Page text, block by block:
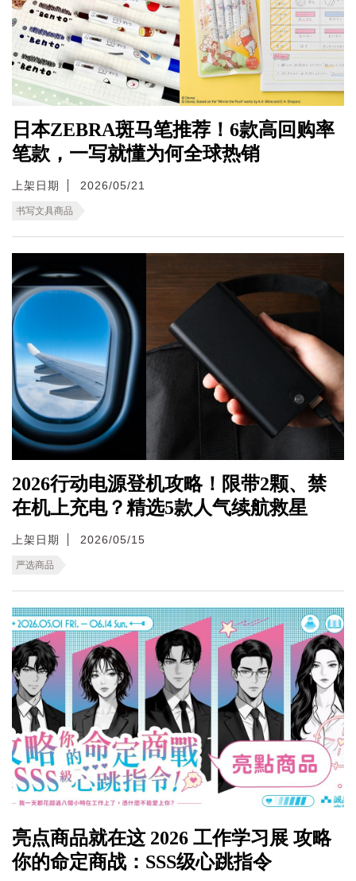
日本ZEBRA斑马笔推荐！6款高回购率
笔款，一写就懂为何全球热销
上架日期 2026/05/21
书写文具商品
2026行动电源登机攻略！限带2颗、禁
在机上充电？精选5款人气续航救星
上架日期 2026/05/15
严选商品
亮点商品就在这 2026 工作学习展 攻略
你的命定商战：SSS级心跳指令